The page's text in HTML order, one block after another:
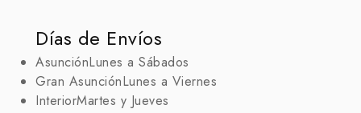
Días de Envíos
AsunciónLunes a Sábados
Gran AsunciónLunes a Viernes
InteriorMartes y Jueves